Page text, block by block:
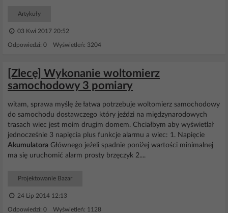
Artykuły
03 Kwi 2017 20:52
Odpowiedzi: 0 Wyświetleń: 3204
[Zlecę] Wykonanie woltomierz
samochodowy 3 pomiary
witam, sprawa myślę że łatwa potrzebuje woltomierz samochodowy
do samochodu dostawczego który jeździ na międzynarodowych
trasach wiec jest moim drugim domem. Chciałbym aby wyświetlał
jednocześnie 3 napięcia plus funkcje alarmu a wiec: 1. Napięcie
Akumulatora Głównego jeżeli spadnie poniżej wartości minimalnej
ma się uruchomić alarm prosty brzęczyk 2....
Projektowanie Bazar
24 Lip 2014 12:13
Odpowiedzi: 0 Wyświetleń: 1128